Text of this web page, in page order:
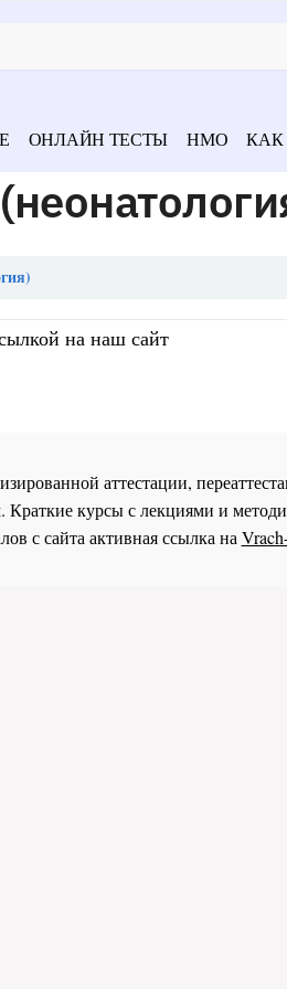
ОНЛАЙН ТЕСТЫ НМО КАК
на наш сайт
аттестации,
курсы с лекциями и
с сайта активная ссылка на